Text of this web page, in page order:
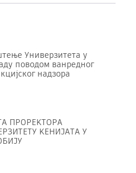
Универзитета у
поводом ванредног
надзора
ПРОРЕKТОРА
KЕНИЈАТА У